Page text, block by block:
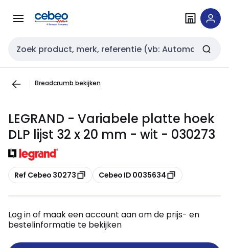
naar
naar
Zoekveld invoer
Breadcrumb bekijken
LEGRAND - Variabele platte hoek
DLP lijst 32 x 20 mm - wit - 030273
Kopiëren
Ref Cebeo 30273 Kopiëren
Cebeo ID 0035634
Log in of maak een account aan om de prijs- en
bestelinformatie te bekijken